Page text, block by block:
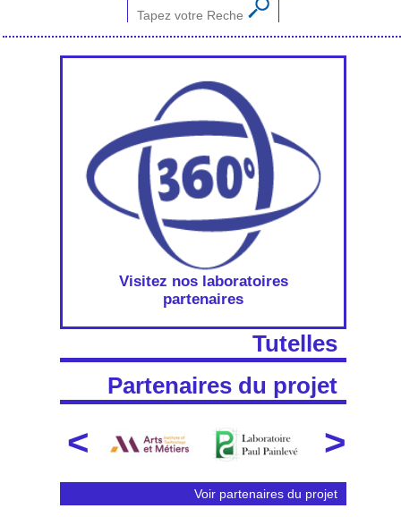
Visitez nos laboratoires
partenaires
Tutelles
Partenaires du projet
Voir partenaires du projet